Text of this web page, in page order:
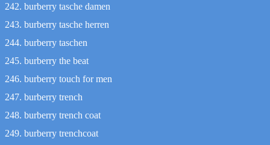
burberry tasche damen
burberry tasche herren
burberry taschen
burberry the beat
burberry touch for men
burberry trench
burberry trench coat
burberry trenchcoat